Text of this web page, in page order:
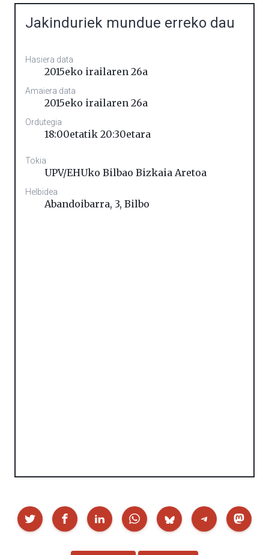
Jakinduriek mundue erreko dau
Hasiera data
2015eko irailaren 26a
Amaiera data
2015eko irailaren 26a
Ordutegia
18:00etatik 20:30etara
Tokia
UPV/EHUko Bilbao Bizkaia Aretoa
Helbidea
Abandoibarra, 3, Bilbo
Partekatu